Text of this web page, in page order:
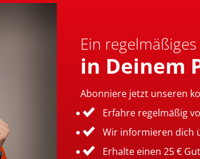
Ein
in Deinem
Abonniere jetzt unseren
Erfahre regelmäßig
Wir informieren dich
Erhalte einen 25 €